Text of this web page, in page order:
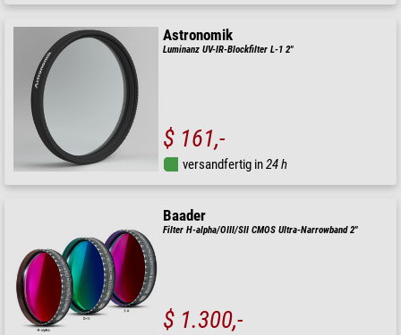
Astronomik
Luminanz UV-IR-Blockfilter L-1 2"
$ 161,-
versandfertig in24 h
Baader
Filter H-alpha/OIII/SII CMOS Ultra-Narrowband 2"
$ 1.300,-